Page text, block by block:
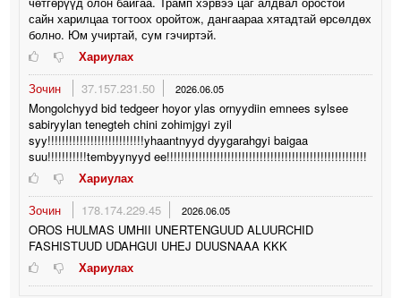
сайн харилцаа тогтоох оройтож, дангаараа хятадтай өрсөлдөх
болно. Юм учиртай, сум гэчиртэй.
Хариулах
Зочин
37.157.231.50 2026.06.05
Mongolchyyd bid tedgeer hoyor ylas ornyydiin emnees sylsee
sabiryylan tenegteh chini zohimjgyi zyil
syy!!!!!!!!!!!!!!!!!!!!!!!!!!!yhaantnyyd dyygarahgyi baigaa
suu!!!!!!!!!!!tembyynyyd ee!!!!!!!!!!!!!!!!!!!!!!!!!!!!!!!!!!!!!!!!!!!!!!!!!!!!!!!!
Хариулах
Зочин
178.174.229.45 2026.06.05
OROS HULMAS UMHII UNERTENGUUD ALUURCHID
FASHISTUUD UDAHGUI UHEJ DUUSNAAA KKK
Хариулах